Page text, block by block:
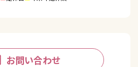
お問い合わせ